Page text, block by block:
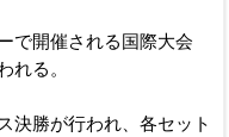
で開催される国際大会
れる。
決勝が行われ、各セット